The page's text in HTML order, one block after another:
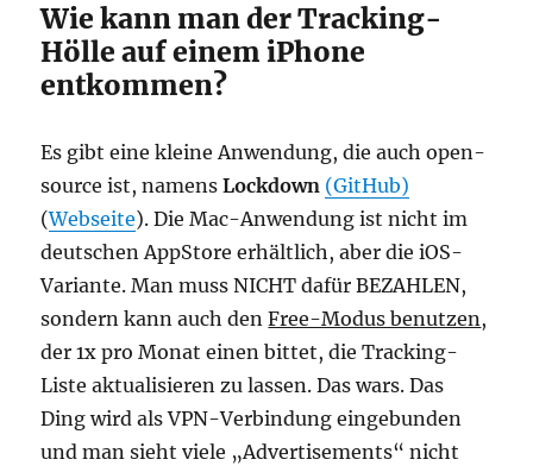
Wie kann man der Tracking-
Hölle auf einem iPhone
entkommen?
Es gibt eine kleine Anwendung, die auch open-
source ist, namensLockdown (GitHub)
(Webseite). Die Mac-Anwendung ist nicht im
deutschen AppStore erhältlich, aber die iOS-
Variante. Man muss NICHT dafür BEZAHLEN,
sondern kann auch denFree-Modus benutzen,
der 1x pro Monat einen bittet, die Tracking-
Liste aktualisieren zu lassen. Das wars. Das
Ding wird als VPN-Verbindung eingebunden
und man sieht viele „Advertisements“ nicht